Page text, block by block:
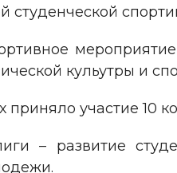
студенческой
кульутры и
приняло участие 10
– развитие